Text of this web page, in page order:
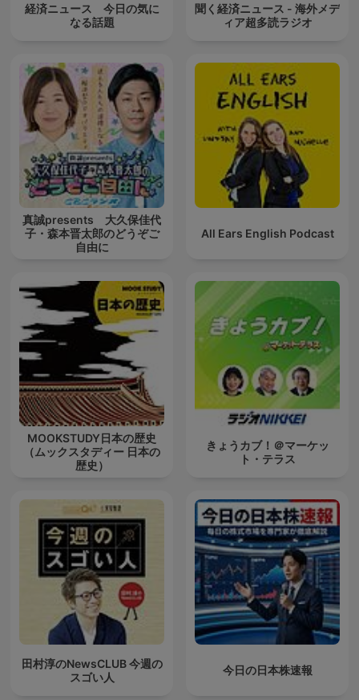
経済ニュース 今日の気に
なる話題
聞く経済ニュース - 海外メデ
ィア超多読ラジオ
真誠presents 大久保佳代
子・森本晋太郎のどうぞご
自由に
All Ears English Podcast
MOOKSTUDY日本の歴史
（ムックスタディー 日本の
歴史）
きょうカブ！＠マーケッ
ト・テラス
田村淳のNewsCLUB 今週の
スゴい人
今日の日本株速報